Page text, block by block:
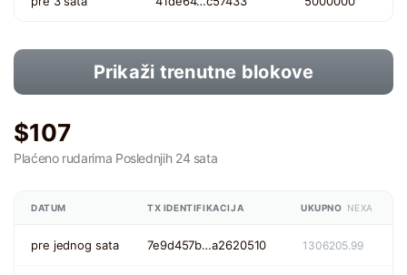
Prikaži trenutne blokove
$107
Plaćeno rudarima Poslednjih 24 sata
DATUM TX IDENTIFIKACIJA UKUPNO NEXA
pre jednog sata 7e9d457b…a2620510 1306205.99